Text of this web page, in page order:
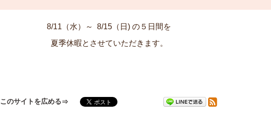
8/11（水）～ 8/15（日) の５日間を
夏季休暇とさせていただきます。
このサイトを広める